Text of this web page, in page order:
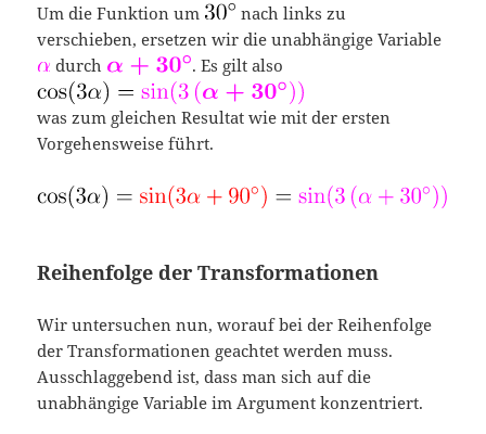
Um die Funktion um
nach links zu
verschieben, ersetzen wir die unabhängige Variable
durch
. Es gilt also
was zum gleichen Resultat wie mit der ersten
Vorgehensweise führt.
Reihenfolge der Transformationen
Wir untersuchen nun, worauf bei der Reihenfolge
der Transformationen geachtet werden muss.
Ausschlaggebend ist, dass man sich auf die
unabhängige Variable im Argument konzentriert.